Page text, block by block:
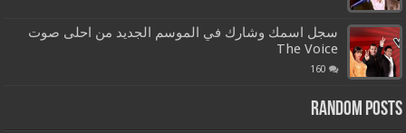
سجل اسمك وشارك في الموسم الجديد من احلى صوت
The Voice
160
Random Posts